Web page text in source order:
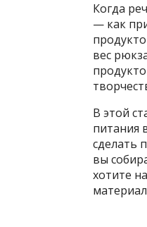
Когда
— как
вес
В этой
питания
сделать
вы
хотите